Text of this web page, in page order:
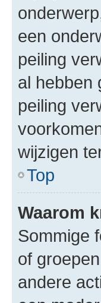
een
peiling
al hebben
peiling
wijzigen
Top
Waarom
Sommige
of
andere